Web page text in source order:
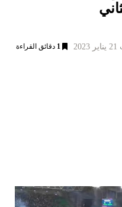
1 دقائق القراءة